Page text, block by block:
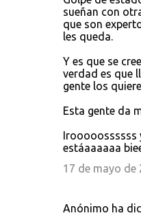
sueñan con
que son
les queda.
Y es que se
verdad es que
gente los
Esta gente da
Irooooossssss
estáaaaaaa
17 de mayo de
Anónimo ha